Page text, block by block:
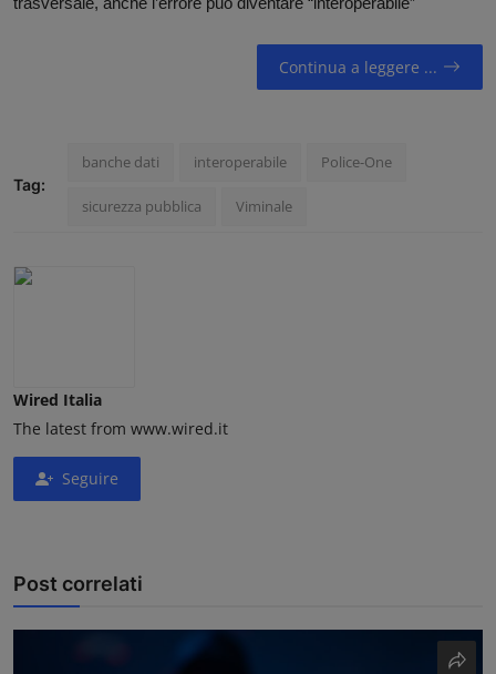
Continua a leggere ...
Tag:
banche dati interoperabile Police-One
sicurezza pubblica Viminale
Wired Italia
The latest from www.wired.it
Seguire
Post correlati